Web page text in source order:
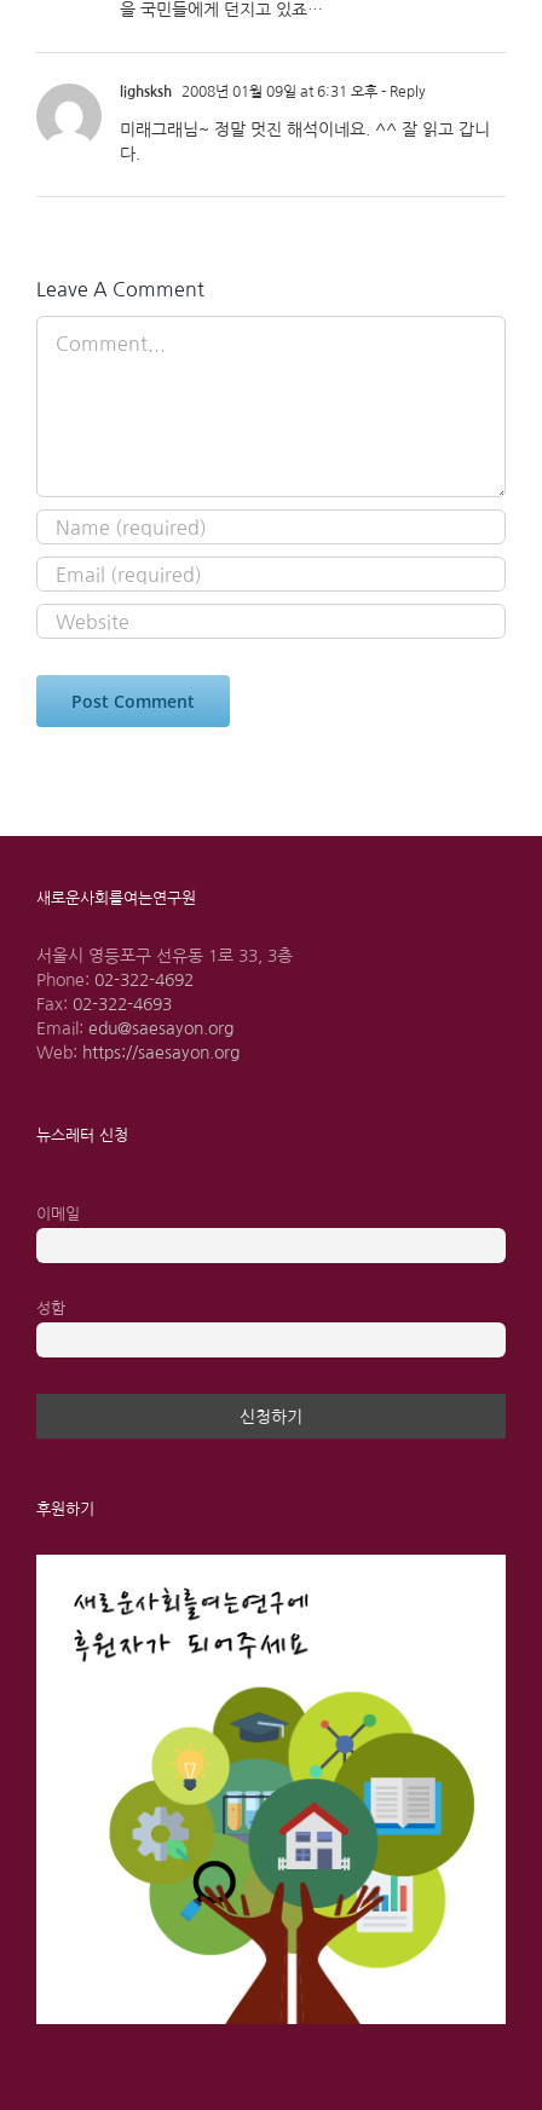
을 국민들에게 던지고 있죠…
lighsksh 2008년 01월 09일 at 6:31 오후 - Reply
미래그래님~ 정말 멋진 해석이네요. ^^ 잘 읽고 갑니
다.
Leave A Comment
새로운사회를여는연구원
서울시 영등포구 선유동 1로 33, 3층
Phone: 02-322-4692
Fax: 02-322-4693
Email: edu@saesayon.org
Web: https://saesayon.org
뉴스레터 신청
이메일
성함
후원하기